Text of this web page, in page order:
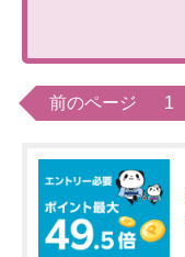
前のページ 1